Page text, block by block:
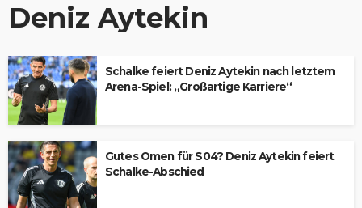
Deniz Aytekin
Schalke feiert Deniz Aytekin nach letztem
Arena-Spiel: „Großartige Karriere“
Gutes Omen für S04? Deniz Aytekin feiert
Schalke-Abschied